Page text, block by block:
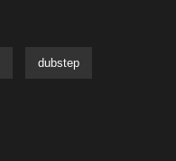
dubstep